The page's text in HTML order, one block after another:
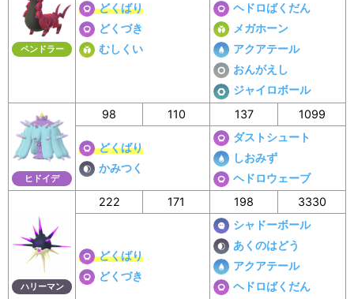
ペンドラー
どくばり
どくづき
むしくい
ヘドロばくだん
メガホーン
アクアテール
おんがえし
ジャイロボール
ヒドイデ
98 110 137 1099
どくばり
かみつく
ダストシュート
しおみず
ヘドロウェーブ
ハリーマン
222 171 198 3330
どくばり
どくづき
シャドーボール
あくのはどう
アクアテール
ヘドロばくだん